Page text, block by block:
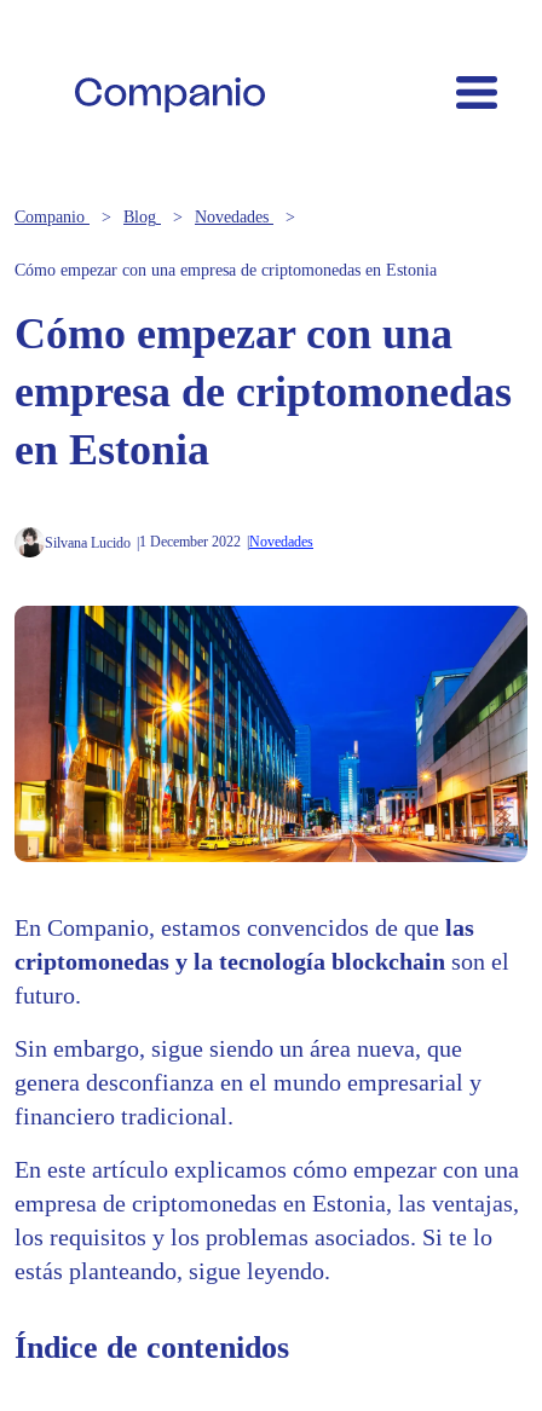
Companio Blog Novedades
Cómo empezar con una empresa de criptomonedas en Estonia
Cómo empezar con una
empresa de criptomonedas
en Estonia
Silvana Lucido 1 December 2022 Novedades
En Companio, estamos convencidos de que las
criptomonedas y la tecnología blockchain son el
futuro.
Sin embargo, sigue siendo un área nueva, que
genera desconfianza en el mundo empresarial y
financiero tradicional.
En este artículo explicamos cómo empezar con una
empresa de criptomonedas en Estonia, las ventajas,
los requisitos y los problemas asociados. Si te lo
estás planteando, sigue leyendo.
Índice de contenidos